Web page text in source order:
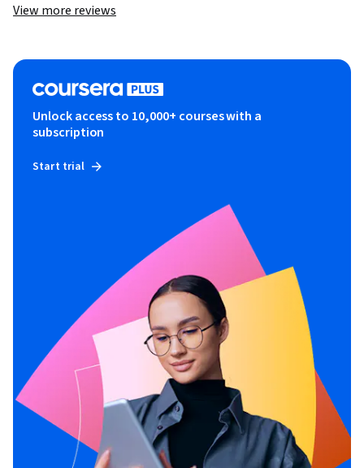
View more reviews
Unlock access to 10,000+ courses with a
subscription
Start trial